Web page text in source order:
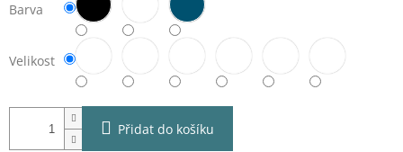
Barva
Velikost
Přidat do košíku